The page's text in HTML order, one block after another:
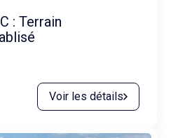
: Terrain
Voir les détails